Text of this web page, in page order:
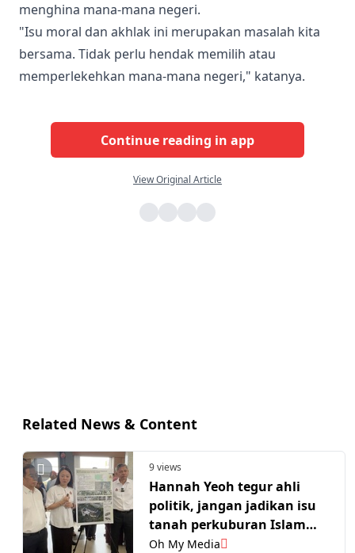
menghina mana-mana negeri.
"Isu moral dan akhlak ini merupakan masalah kita
bersama. Tidak perlu hendak memilih atau
memperlekehkan mana-mana negeri," katanya.
Continue reading in app
View Original Article
Related News & Content
9 views
Hannah Yeoh tegur ahli
politik, jangan jadikan isu
tanah perkuburan Islam
bahan kempen PRN
Oh My Media